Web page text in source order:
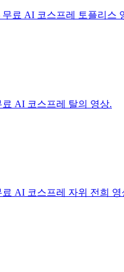
료 AI 코스프레 토플리스
AI 코스프레 탈의 영상.
AI 코스프레 자위 전희 영